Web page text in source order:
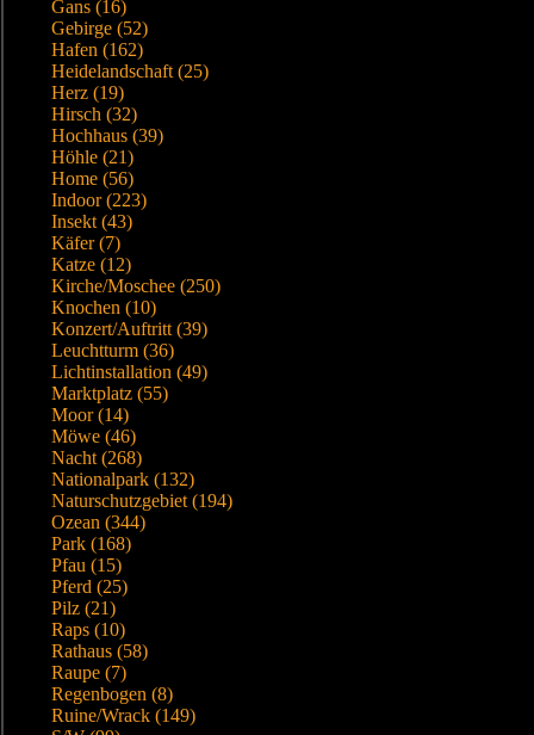
Gans (16)
Gebirge (52)
Hafen (162)
Heidelandschaft (25)
Herz (19)
Hirsch (32)
Hochhaus (39)
Höhle (21)
Home (56)
Indoor (223)
Insekt (43)
Käfer (7)
Katze (12)
Kirche/Moschee (250)
Knochen (10)
Konzert/Auftritt (39)
Leuchtturm (36)
Lichtinstallation (49)
Marktplatz (55)
Moor (14)
Möwe (46)
Nacht (268)
Nationalpark (132)
Naturschutzgebiet (194)
Ozean (344)
Park (168)
Pfau (15)
Pferd (25)
Pilz (21)
Raps (10)
Rathaus (58)
Raupe (7)
Regenbogen (8)
Ruine/Wrack (149)